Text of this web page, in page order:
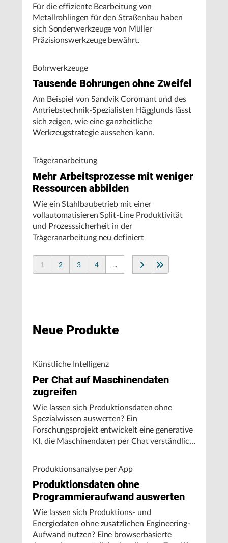
Für die effiziente Bearbeitung von
Metallrohlingen für den Straßenbau haben
sich Sonderwerkzeuge von Müller
Präzisionswerkzeuge bewährt.
Bohrwerkzeuge
Tausende Bohrungen ohne Zweifel
Am Beispiel von Sandvik Coromant und des
Antriebstechnik-Spezialisten Hägglunds lässt
sich zeigen, wie eine ganzheitliche
Werkzeugstrategie aussehen kann.
Trägeranarbeitung
Mehr Arbeitsprozesse mit weniger
Ressourcen abbilden
Wie ein Stahlbaubetrieb mit einer
vollautomatisieren Split-Line Produktivität
und Prozesssicherheit in der
Trägeranarbeitung neu definiert
1 2 3 4 ...
Neue Produkte
Künstliche Intelligenz
Per Chat auf Maschinendaten
zugreifen
Wie lassen sich Produktionsdaten ohne
Spezialwissen auswerten? Ein
Forschungsprojekt entwickelt eine generative
KI, die Maschinendaten per Chat verständlich
Produktionsanalyse per App
Produktionsdaten ohne
Programmieraufwand auswerten
Wie lassen sich Produktions- und
Energiedaten ohne zusätzlichen Engineering-
Aufwand nutzen? Eine browserbasierte